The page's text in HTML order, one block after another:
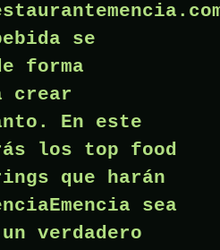
se
forma
crear
En este
los top food
que harán
sea
verdadero